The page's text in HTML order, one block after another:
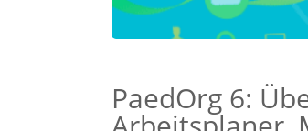
PaedOrg 6: